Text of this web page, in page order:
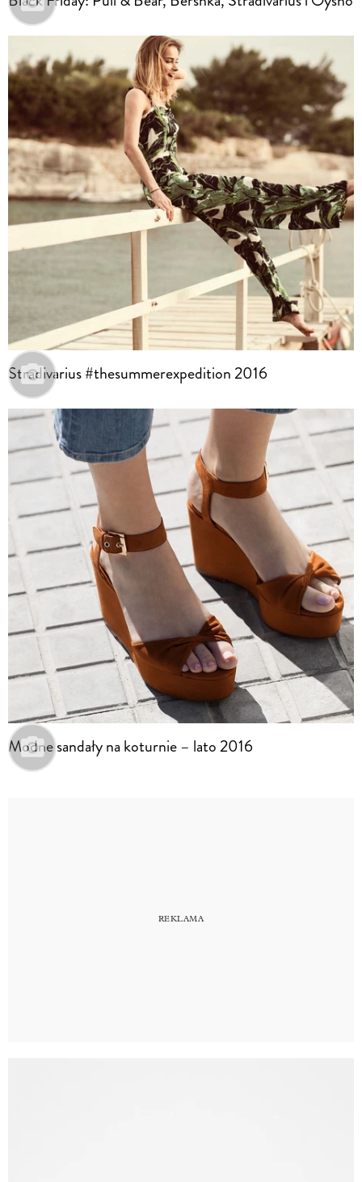
Stradivarius #‎thesummerexpedition‬ 2016
Modne sandały na koturnie – lato 2016